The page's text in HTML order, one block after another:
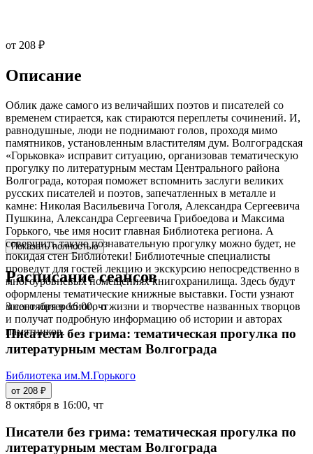
от 208 ₽
Описание
Облик даже самого из величайших поэтов и писателей со
временем стирается, как стираются переплеты сочинений. И,
равнодушные, люди не поднимают голов, проходя мимо
памятников, установленным властителям дум. Волгоградская
«Горьковка» исправит ситуацию, организовав тематическую
прогулку по литературным местам Центрального района
Волгограда, которая поможет вспомнить заслуги великих
русских писателей и поэтов, запечатленных в металле и
камне: Николая Васильевича Гоголя, Александра Сергеевича
Пушкина, Александра Сергеевича Грибоедова и Максима
Горького, чье имя носит главная Библиотека региона. А
совершить такую познавательную прогулку можно будет, не
покидая стен Библиотеки! Библиотечные специалисты
проведут для гостей лекцию и экскурсию непосредственно в
многоуровневых помещениях книгохранилища. Здесь будут
оформлены тематические книжные выставки. Гости узнают
много интересного о жизни и творчестве названных творцов
и получат подробную информацию об истории и авторах
памятников.
Показать полностью
Расписание сеансов
3 сентября в 16:00, чт
Писатели без грима: тематическая прогулка по
литературным местам Волгограда
Библиотека им.М.Горького
от 208 ₽
8 октября в 16:00, чт
Писатели без грима: тематическая прогулка по
литературным местам Волгограда